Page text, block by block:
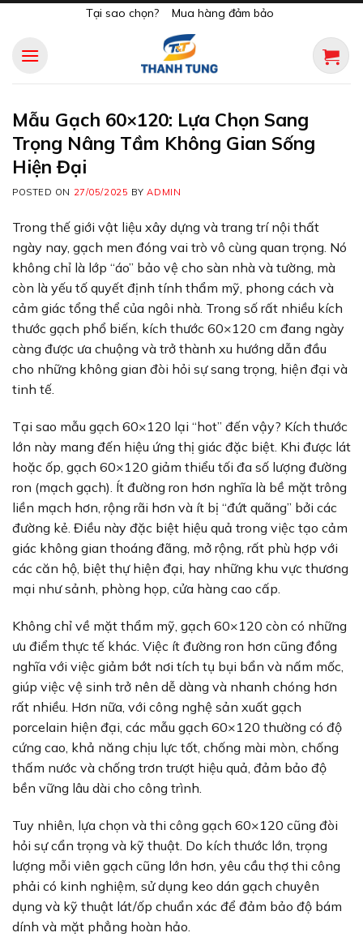
content
Tại sao chọn? Mua hàng đảm bảo
Mẫu Gạch 60×120: Lựa Chọn Sang
Trọng Nâng Tầm Không Gian Sống
Hiện Đại
POSTED ON 27/05/2025 BYADMIN
Trong thế giới vật liệu xây dựng và trang trí nội thất
ngày nay, gạch men đóng vai trò vô cùng quan trọng. Nó
không chỉ là lớp “áo” bảo vệ cho sàn nhà và tường, mà
còn là yếu tố quyết định tính thẩm mỹ, phong cách và
cảm giác tổng thể của ngôi nhà. Trong số rất nhiều kích
thước gạch phổ biến, kích thước 60×120 cm đang ngày
càng được ưa chuộng và trở thành xu hướng dẫn đầu
cho những không gian đòi hỏi sự sang trọng, hiện đại và
tinh tế.
Tại sao mẫu gạch 60×120 lại “hot” đến vậy? Kích thước
lớn này mang đến hiệu ứng thị giác đặc biệt. Khi được lát
hoặc ốp, gạch 60×120 giảm thiểu tối đa số lượng đường
ron (mạch gạch). Ít đường ron hơn nghĩa là bề mặt trông
liền mạch hơn, rộng rãi hơn và ít bị “đứt quãng” bởi các
đường kẻ. Điều này đặc biệt hiệu quả trong việc tạo cảm
giác không gian thoáng đãng, mở rộng, rất phù hợp với
các căn hộ, biệt thự hiện đại, hay những khu vực thương
mại như sảnh, phòng họp, cửa hàng cao cấp.
Không chỉ về mặt thẩm mỹ, gạch 60×120 còn có những
ưu điểm thực tế khác. Việc ít đường ron hơn cũng đồng
nghĩa với việc giảm bớt nơi tích tụ bụi bẩn và nấm mốc,
giúp việc vệ sinh trở nên dễ dàng và nhanh chóng hơn
rất nhiều. Hơn nữa, với công nghệ sản xuất gạch
porcelain hiện đại, các mẫu gạch 60×120 thường có độ
cứng cao, khả năng chịu lực tốt, chống mài mòn, chống
thấm nước và chống trơn trượt hiệu quả, đảm bảo độ
bền vững lâu dài cho công trình.
Tuy nhiên, lựa chọn và thi công gạch 60×120 cũng đòi
hỏi sự cẩn trọng và kỹ thuật. Do kích thước lớn, trọng
lượng mỗi viên gạch cũng lớn hơn, yêu cầu thợ thi công
phải có kinh nghiệm, sử dụng keo dán gạch chuyên
dụng và kỹ thuật lát/ốp chuẩn xác để đảm bảo độ bám
dính và mặt phẳng hoàn hảo.